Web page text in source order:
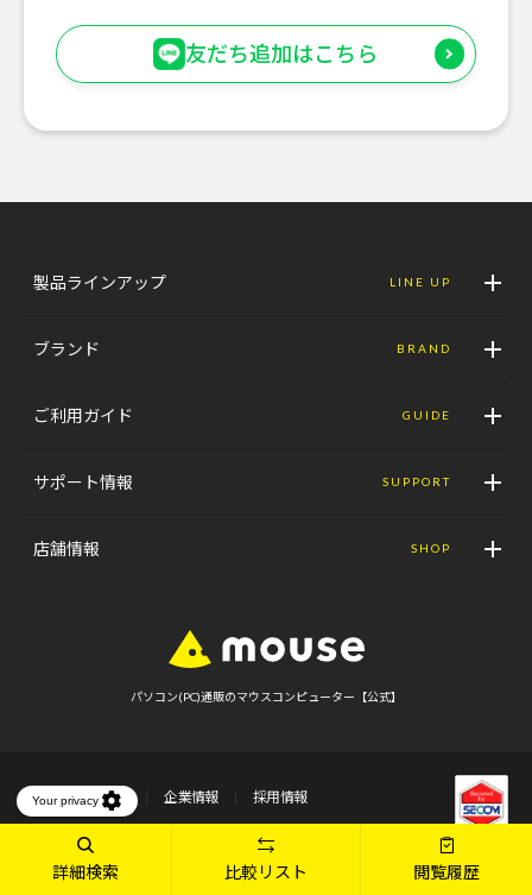
詳細検索 比較リスト 閲覧履歴
友だち追加はこちら
製品ラインアップ LINE UP
ブランド BRAND
ご利用ガイド GUIDE
サポート情報 SUPPORT
店舗情報 SHOP
パソコン(PC)通販のマウスコンピューター【公式】
ニュースリリース 企業情報
採用情報